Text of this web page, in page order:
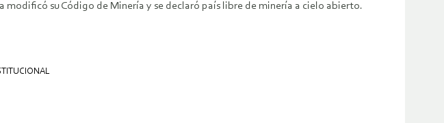
su Código de Minería y se declaró país libre de minería a cielo abierto.